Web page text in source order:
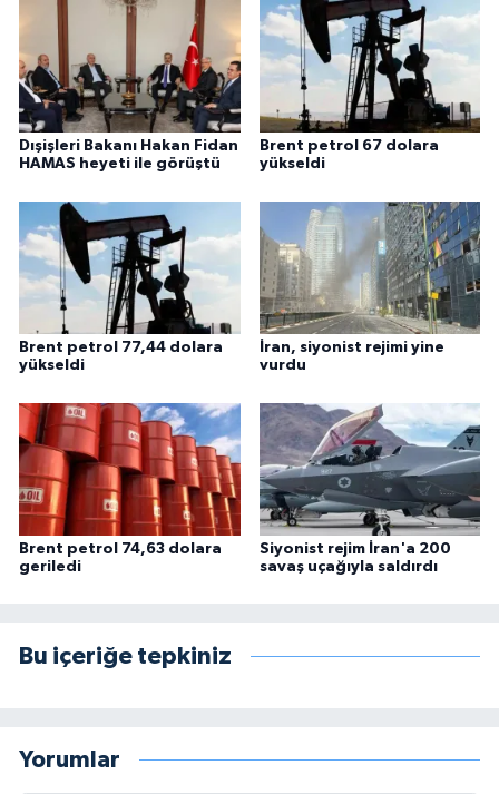
Dışişleri Bakanı Hakan Fidan
HAMAS heyeti ile görüştü
Brent petrol 67 dolara
yükseldi
Brent petrol 77,44 dolara
yükseldi
İran, siyonist rejimi yine
vurdu
Brent petrol 74,63 dolara
geriledi
Siyonist rejim İran'a 200
savaş uçağıyla saldırdı
Bu içeriğe tepkiniz
Yorumlar